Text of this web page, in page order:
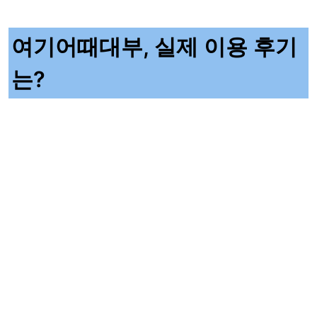
여기어때대부, 실제 이용 후기
는?